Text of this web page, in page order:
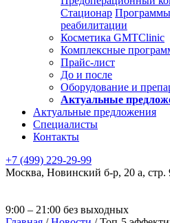
Стационар
реабилитации
Косметика GMTClinic
Комплексные
Прайс-лист
До и после
Оборудование и
Актуальные
Актуальные предложения
Специалисты
Контакты
+7 (499) 229-29-99
Москва, Новинский б-р, 20 а, стр.
9:00 – 21:00 без выходных